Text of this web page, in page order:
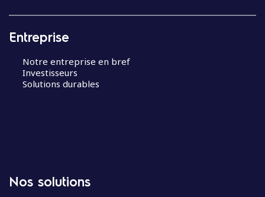
Entreprise
Notre entreprise en bref
Investisseurs
Solutions durables
Nos solutions